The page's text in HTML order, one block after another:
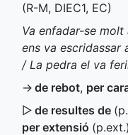
(R-M, DIEC1, EC)
Va enfadar-se
ens va escridassar
/ La pedra el va
→ de rebot, per
▷ de resultes de (
per extensió (p.ext.)